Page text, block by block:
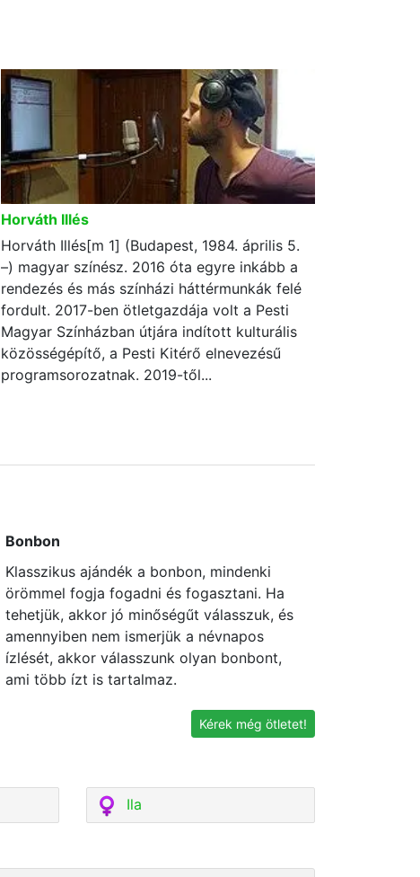
Horváth Illés
Horváth Illés[m 1] (Budapest, 1984. április 5.
–) magyar színész. 2016 óta egyre inkább a
rendezés és más színházi háttérmunkák felé
fordult. 2017-ben ötletgazdája volt a Pesti
Magyar Színházban útjára indított kulturális
közösségépítő, a Pesti Kitérő elnevezésű
programsorozatnak. 2019-től...
Bonbon
Klasszikus ajándék a bonbon, mindenki
örömmel fogja fogadni és fogasztani. Ha
tehetjük, akkor jó minőségűt válasszuk, és
amennyiben nem ismerjük a névnapos
ízlését, akkor válasszunk olyan bonbont,
ami több ízt is tartalmaz.
Kérek még ötletet!
Ila